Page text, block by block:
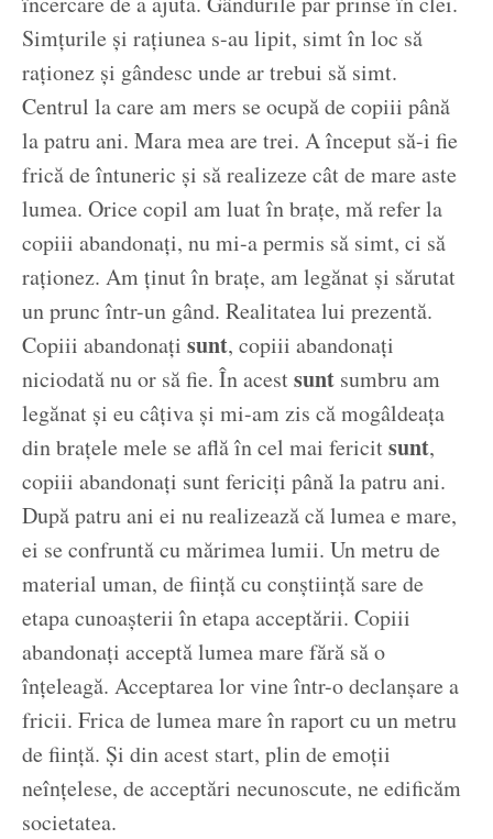
Simțurile și rațiunea s-au lipit, simt în loc să
raționez și gândesc unde ar trebui să simt.
Centrul la care am mers se ocupă de copiii până
la patru ani. Mara mea are trei. A început să-i fie
frică de întuneric și să realizeze cât de mare aste
lumea. Orice copil am luat în brațe, mă refer la
copiii abandonați, nu mi-a permis să simt, ci să
raționez. Am ținut în brațe, am legănat și sărutat
un prunc într-un gând. Realitatea lui prezentă.
Copiii abandonați sunt, copiii abandonați
niciodată nu or să fie. În acestsunt sumbru am
legănat și eu câțiva și mi-am zis că mogâldeața
din brațele mele se află în cel mai fericitsunt,
copiii abandonați sunt fericiți până la patru ani.
După patru ani ei nu realizează că lumea e mare,
ei se confruntă cu mărimea lumii. Un metru de
material uman, de ființă cu conștiință sare de
etapa cunoașterii în etapa acceptării. Copiii
abandonați acceptă lumea mare fără să o
înțeleagă. Acceptarea lor vine într-o declanșare a
fricii. Frica de lumea mare în raport cu un metru
de ființă. Și din acest start, plin de emoții
neînțelese, de acceptări necunoscute, ne edificăm
societatea.